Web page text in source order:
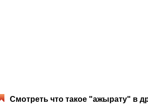
Смотреть что такое "ажырату" в